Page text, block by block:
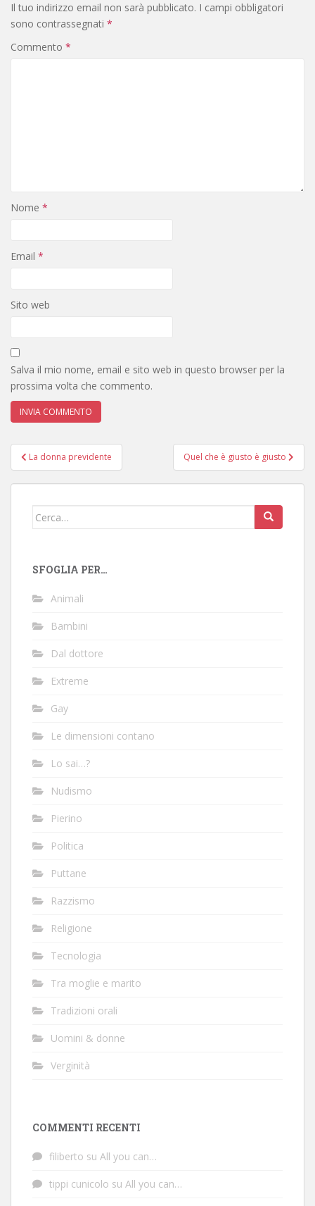
Il tuo indirizzo email non sarà pubblicato. I campi obbligatori
sono contrassegnati *
Commento *
Nome *
Email *
Sito web
Salva il mio nome, email e sito web in questo browser per la
prossima volta che commento.
Navigazione
articoli
La donna previdente Quel che è giusto è giusto
Cerca:
SFOGLIA PER…
Animali
Bambini
Dal dottore
Extreme
Gay
Le dimensioni contano
Lo sai…?
Nudismo
Pierino
Politica
Puttane
Razzismo
Religione
Tecnologia
Tra moglie e marito
Tradizioni orali
Uomini & donne
Verginità
COMMENTI RECENTI
filiberto su All you can…
tippi cunicolo su All you can…